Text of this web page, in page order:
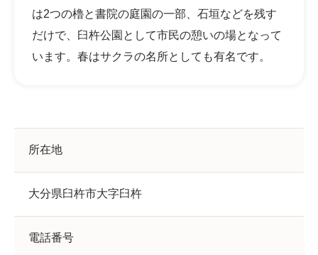
は2つの櫓と書院の庭園の一部、石垣などを残す
だけで、臼杵公園として市民の憩いの場となって
います。春はサクラの名所としても有名です。
所在地
大分県臼杵市大字臼杵
電話番号